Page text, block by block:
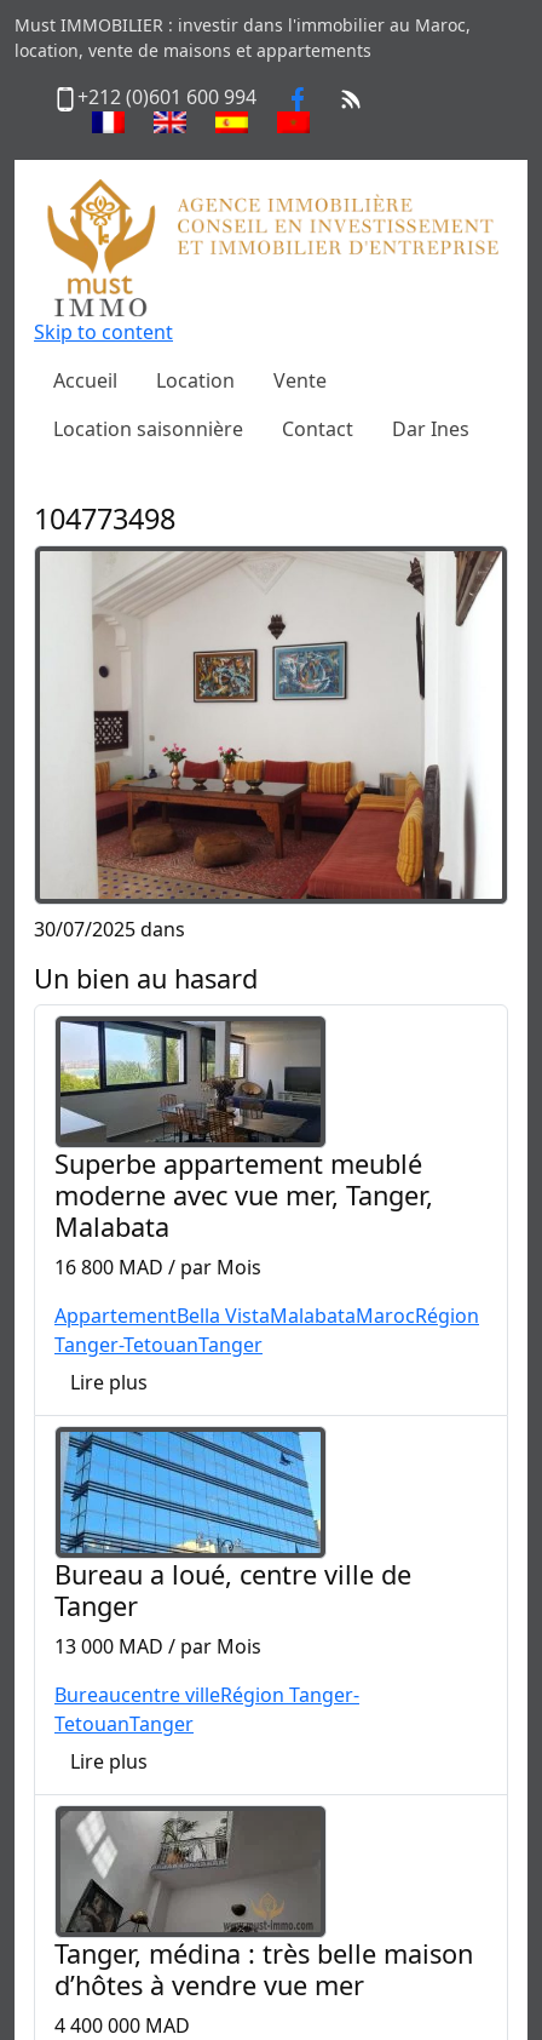
Must IMMOBILIER : investir dans l'immobilier au Maroc,
location, vente de maisons et appartements
+212 (0)601 600 994
Skip to content
Accueil
Location
Vente
Location saisonnière
Contact Dar Ines
104773498
30/07/2025 dans
Un bien au hasard
Superbe appartement meublé
moderne avec vue mer, Tanger,
Malabata
16 800 MAD / par Mois
AppartementBella VistaMalabataMarocRégion
Tanger-TetouanTanger
Lire plus
Bureau a loué, centre ville de
Tanger
13 000 MAD / par Mois
Bureaucentre villeRégion Tanger-
TetouanTanger
Lire plus
Tanger, médina : très belle maison
d’hôtes à vendre vue mer
4 400 000 MAD